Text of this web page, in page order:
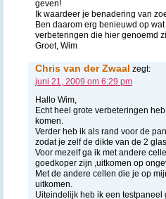
geven!
Ik waardeer je benadering van
Ben daarom erg benieuwd op
verbeteringen die hier genoemd
Groet, Wim
Chris van der Zwaal zegt:
juni 21, 2009 om 6:29 pm
Hallo Wim,
Echt heel grote verbeteringen
komen.
Verder heb ik als rand voor de
zodat je zelf de dikte van de 2
Voor mezelf ga ik met andere
goedkoper zijn ,uitkomen op
Met de andere cellen die je op
uitkomen.
Uiteindelijk heb ik een